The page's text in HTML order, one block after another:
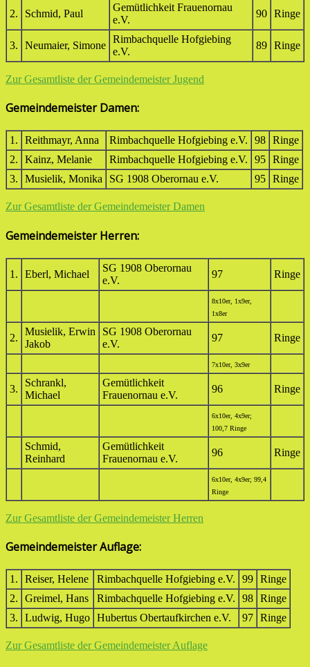
2. Schmid, Paul
Gemütlichkeit Frauenornau
e.V.
90 Ringe
3. Neumaier, Simone
Rimbachquelle Hofgiebing
e.V.
89 Ringe
Zur Gesamtliste der Gemeindemeister Jugend
Gemeindemeister Damen:
1. Reithmayr, Anna Rimbachquelle Hofgiebing e.V. 98 Ringe
2.
Kainz, Melanie Rimbachquelle Hofgiebing e.V. 95 Ringe
3.
Musielik, Monika SG 1908 Oberornau e.V. 95 Ringe
Zur Gesamtliste der Gemeindemeister Damen
Gemeindemeister Herren:
1. Eberl, Michael
SG 1908 Oberornau
e.V.
97 Ringe
8x10er, 1x9er,
1x8er
2.
Musielik, Erwin
Jakob
SG 1908 Oberornau
e.V.
97 Ringe
7x10er, 3x9er
3.
Schrankl,
Michael
Gemütlichkeit
Frauenornau e.V.
96 Ringe
6x10er, 4x9er;
100,7 Ringe
Schmid,
Reinhard
Gemütlichkeit
Frauenornau e.V.
96 Ringe
6x10er, 4x9er; 99,4
Ringe
Zur Gesamtliste der Gemeindemeister Herren
Gemeindemeister Auflage:
1. Reiser, Helene Rimbachquelle Hofgiebing e.V. 99 Ringe
2.
Greimel, Hans Rimbachquelle Hofgiebing e.V. 98 Ringe
3.
Ludwig, Hugo Hubertus Obertaufkirchen e.V. 97 Ringe
Zur Gesamtliste der Gemeindemeister Auflage